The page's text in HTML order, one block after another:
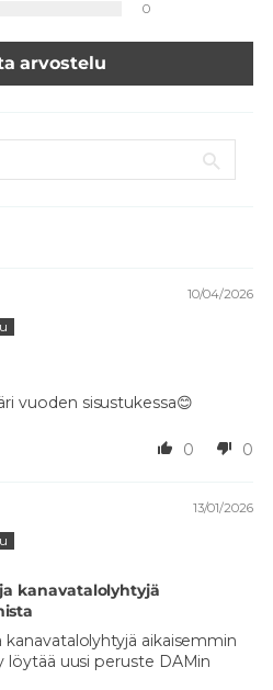
0
arvostelu
10/04/2026
vuoden sisustukessa😊
0 0
13/01/2026
kanavatalolyhtyjä
aikaisemmin
löytää uusi peruste DAMin